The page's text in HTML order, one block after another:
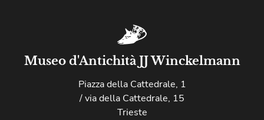
Museo d'Antichità JJ Winckelmann
Piazza della Cattedrale, 1
/ via della Cattedrale, 15
Trieste